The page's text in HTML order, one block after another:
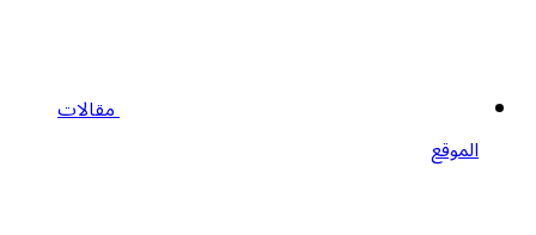
مقالات
الموقع